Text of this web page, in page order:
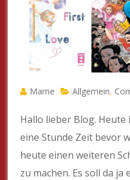
Marne Allgemein
Hallo lieber Blog. Heute
eine Stunde Zeit bevor
heute einen weiteren
zu machen. Es soll da ja